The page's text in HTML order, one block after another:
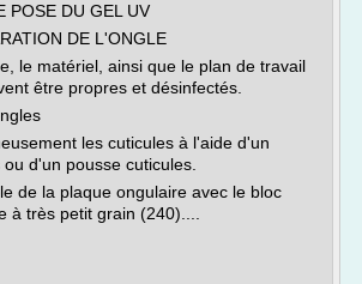
POSE DU GEL UV
DE L'ONGLE
le matériel, ainsi que le plan de travail
être propres et désinfectés.
les cuticules à l'aide d'un
d'un pousse cuticules.
de la plaque ongulaire avec le bloc
à très petit grain (240)....